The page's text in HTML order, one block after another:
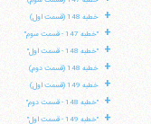
+ خطبه 148 (قسمت اول)
+ "خطبه 147 - قسمت سوم"
+ "خطبه 148 - قسمت اول"
+ خطبه 148 (قسمت دوم)
+ خطبه 149 (قسمت اول)
+ "خطبه 148 - قسمت دوم"
+ "خطبه 149 - قسمت اول"